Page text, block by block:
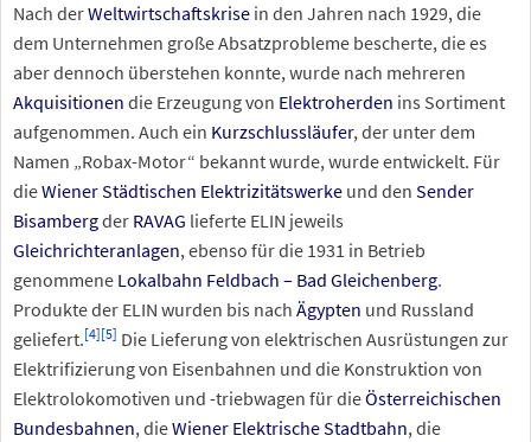
Nach derWeltwirtschaftskrise in den Jahren nach 1929, die
dem Unternehmen große Absatzprobleme bescherte, die es
aber dennoch überstehen konnte, wurde nach mehreren
Akquisitionen die Erzeugung von Elektroherden ins Sortiment
aufgenommen. Auch ein Kurzschlussläufer, der unter dem
Namen „Robax-Motor“ bekannt wurde, wurde entwickelt. Für
dieWiener Städtischen Elektrizitätswerke und den Sender
Bisambergder RAVAG lieferte ELIN jeweils
Gleichrichteranlagen, ebenso für die 1931 in Betrieb
genommene Lokalbahn Feldbach – Bad Gleichenberg.
Produkte der ELIN wurden bis nach Ägypten und Russland
geliefert.[4][5] Die Lieferung von elektrischen Ausrüstungen zur
Elektrifizierung von Eisenbahnen und die Konstruktion von
Elektrolokomotiven und -triebwagen für dieÖsterreichischen
Bundesbahnen, dieWiener Elektrische Stadtbahn, die